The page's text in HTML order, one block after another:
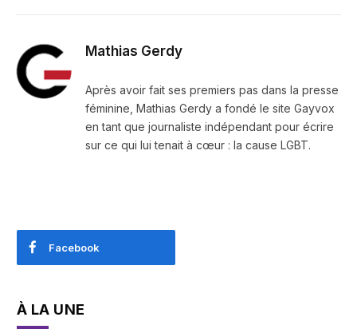
Mathias Gerdy
Après avoir fait ses premiers pas dans la presse
féminine, Mathias Gerdy a fondé le site Gayvox
en tant que journaliste indépendant pour écrire
sur ce qui lui tenait à cœur : la cause LGBT.
Facebook
À LA UNE